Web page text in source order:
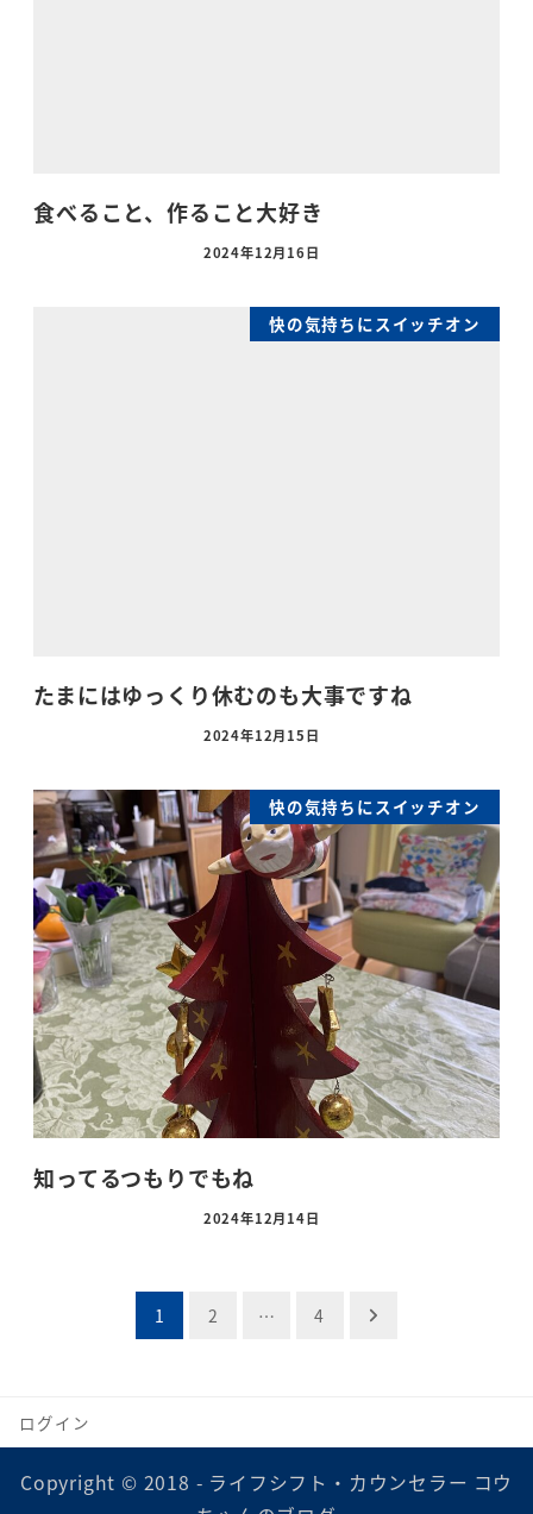
食べること、作ること大好き
2024年12月16日
快の気持ちにスイッチオン
たまにはゆっくり休むのも大事ですね
2024年12月15日
快の気持ちにスイッチオン
知ってるつもりでもね
2024年12月14日
ペ
ー
1 2 … 4
ログイン
Copyright © 2018 - ライフシフト・カウンセラー コウ